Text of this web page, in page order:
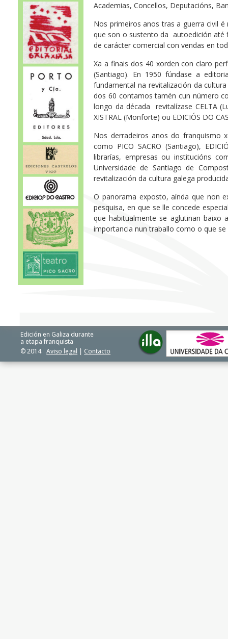
Academias, Concellos, Deputacións,
Nos primeiros anos tras a guerra civil
que son o sustento da autoedición até
de carácter comercial con vendas en
Xa a finais dos 40 xorden con claro
(Santiago). En 1950 fúndase a
fundamental na revitalización da
dos 60 contamos tamén cun número
longo da década revitalízase CELTA
XISTRAL (Monforte) ou EDICIÓS DO
Nos derradeiros anos do franquismo
como PICO SACRO (Santiago),
librarías, empresas ou institucións
Universidade de Santiago de
revitalización da cultura galega
O panorama exposto, aínda que non
pesquisa, en que se lle concede
que habitualmente se aglutinan baixo
importancia nun traballo como o que
Edición en Galiza durante
a etapa franquista
© 2014 Aviso legal | Contacto